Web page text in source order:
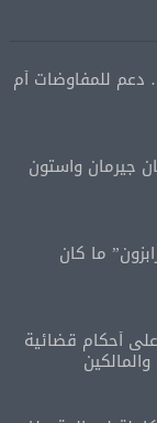
للمفاوضات أم
جيرمان واستون
ما كان
على أحكام قضائية